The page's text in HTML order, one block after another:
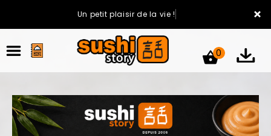
×
Un petit plaisir de la vie !
0